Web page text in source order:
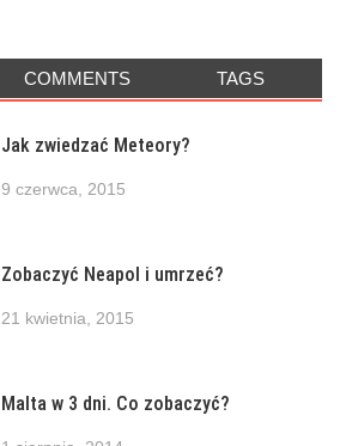
COMMENTS TAGS
Jak zwiedzać Meteory?
9 czerwca, 2015
Zobaczyć Neapol i umrzeć?
21 kwietnia, 2015
Malta w 3 dni. Co zobaczyć?